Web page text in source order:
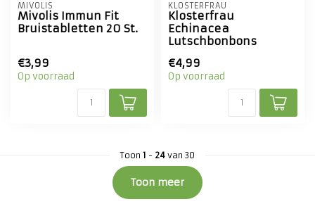
MIVOLIS
Mivolis Immun Fit
Bruistabletten 20 St.
€3,99
Op voorraad
KLOSTERFRAU
Klosterfrau
Echinacea
Lutschbonbons
€4,99
Op voorraad
Toon 1 - 24 van 30
Toon meer